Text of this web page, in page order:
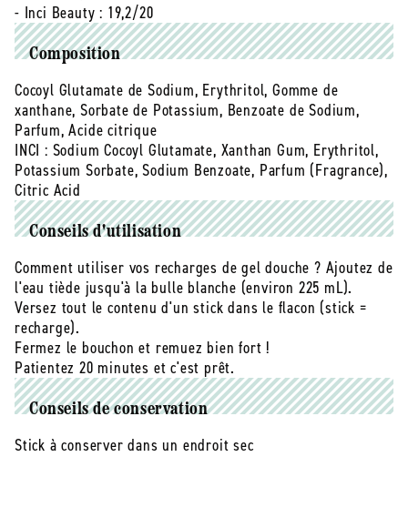
- Inci Beauty : 19,2/20
Composition
Cocoyl Glutamate de Sodium, Erythritol, Gomme de
xanthane, Sorbate de Potassium, Benzoate de Sodium,
Parfum, Acide citrique
INCI : Sodium Cocoyl Glutamate, Xanthan Gum, Erythritol,
Potassium Sorbate, Sodium Benzoate, Parfum (Fragrance),
Citric Acid
Conseils d'utilisation
Comment utiliser vos recharges de gel douche ? Ajoutez de
l'eau tiède jusqu'à la bulle blanche (environ 225 mL).
Versez tout le contenu d'un stick dans le flacon (stick =
recharge).
Fermez le bouchon et remuez bien fort !
Patientez 20 minutes et c'est prêt.
Conseils de conservation
Stick à conserver dans un endroit sec